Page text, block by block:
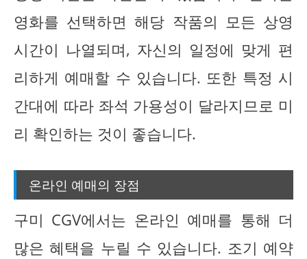
영화를 선택하면 해당 작품의 모든 상영
시간이 나열되며, 자신의 일정에 맞게 편
리하게 예매할 수 있습니다. 또한 특정 시
간대에 따라 좌석 가용성이 달라지므로 미
리 확인하는 것이 좋습니다.
온라인 예매의 장점
구미 CGV에서는 온라인 예매를 통해 더
많은 혜택을 누릴 수 있습니다. 조기 예약